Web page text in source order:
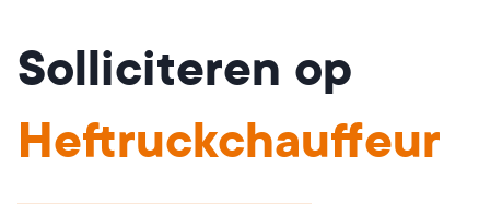
Solliciteren op
Heftruckchauffeur